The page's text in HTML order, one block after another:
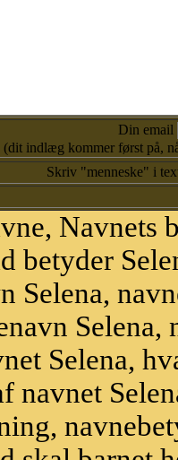
Din email
(dit indlæg kommer først på,
Skriv "menneske" i
Navnets
betyder
Selena,
Selena,
navnet